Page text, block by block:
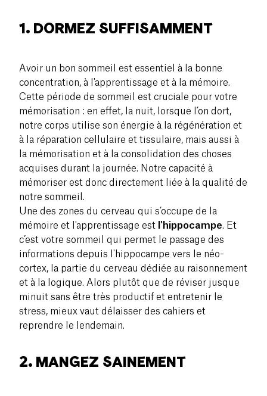
1. DORMEZ SUFFISAMMENT
Avoir un bon sommeil est essentiel à la bonne
concentration, à l'apprentissage et à la mémoire.
Cette période de sommeil est cruciale pour votre
mémorisation : en effet, la nuit, lorsque l’on dort,
notre corps utilise son énergie à la régénération et
à la réparation cellulaire et tissulaire, mais aussi à
la mémorisation et à la consolidation des choses
acquises durant la journée. Notre capacité à
mémoriser est donc directement liée à la qualité de
notre sommeil.
Une des zones du cerveau qui s’occupe de la
mémoire et l'apprentissage est l'hippocampe. Et
c’est votre sommeil qui permet le passage des
informations depuis l'hippocampe vers le néo-
cortex, la partie du cerveau dédiée au raisonnement
et à la logique. Alors plutôt que de réviser jusque
minuit sans être très productif et entretenir le
stress, mieux vaut délaisser des cahiers et
reprendre le lendemain.
2. MANGEZ SAINEMENT